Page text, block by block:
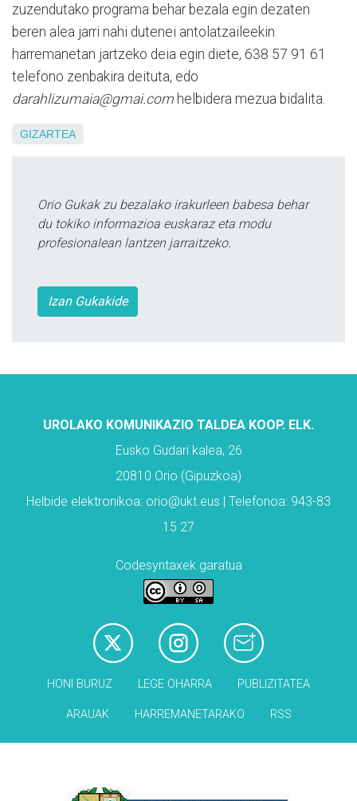
zuzendutako programa behar bezala egin dezaten
beren alea jarri nahi dutenei antolatzaileekin
harremanetan jartzeko deia egin diete, 638 57 91 61
telefono zenbakira deituta, edo
darahlizumaia@gmai.com helbidera mezua bidalita.
GIZARTEA
Orio Gukak zu bezalako irakurleen babesa behar
du tokiko informazioa euskaraz eta modu
profesionalean lantzen jarraitzeko.
Izan Gukakide
UROLAKO KOMUNIKAZIO TALDEA KOOP. ELK.
Eusko Gudari kalea, 26
20810 Orio (Gipuzkoa)
Helbide elektronikoa: orio@ukt.eus | Telefonoa: 943-83
15 27
Codesyntaxek garatua
HONI BURUZ LEGE OHARRA PUBLIZITATEA
ARAUAK HARREMANETARAKO RSS